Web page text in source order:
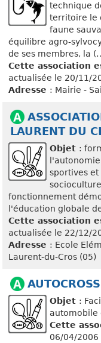
technique
territoire le
faune
équilibre agro-
de ses membres, la
Cette association
actualisée le 20/11/
Adresse : Mairie -
LAURENT DU
Objet :
sportives
fonctionnement
l'éducation globale
Cette association
actualisée le 22/12/
Adresse : Ecole
Laurent-du-Cros (05)
Objet :
automobile
Cette
06/04/2006